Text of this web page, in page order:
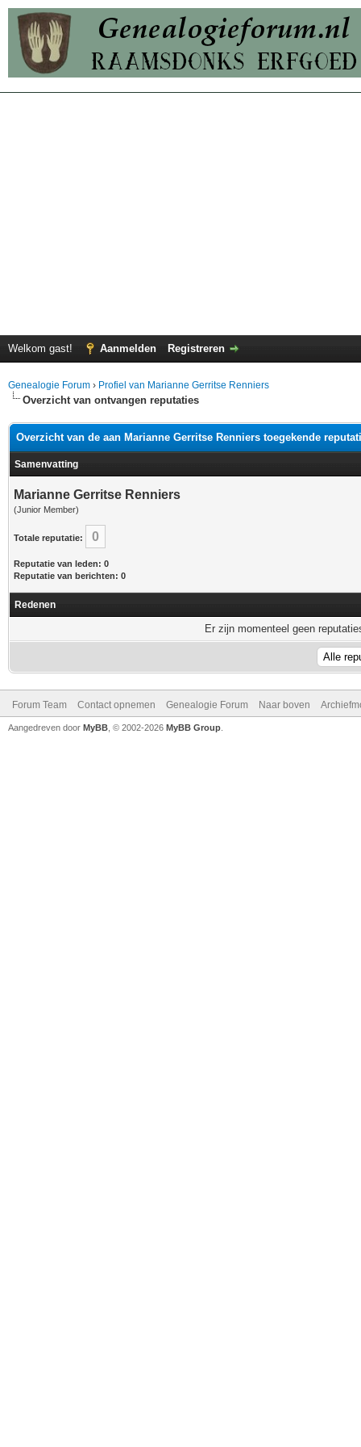
Welkom gast! Aanmelden Registreren
Genealogie Forum › Profiel van Marianne Gerritse Renniers
Overzicht van ontvangen reputaties
Overzicht van de aan Marianne Gerritse Renniers toegekende
Samenvatting
Marianne Gerritse Renniers
(Junior Member)
Totale reputatie: 0
Reputatie van leden: 0
Reputatie van berichten: 0
Redenen
Er zijn momenteel geen
Forum Team Contact opnemen Genealogie Forum Naar boven
Aangedreven door MyBB , © 2002-2026 MyBB Group